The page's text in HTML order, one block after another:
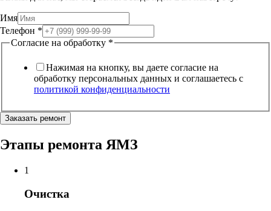
Имя
Телефон *
Согласие на обработку *
Нажимая на кнопку, вы даете согласие на
обработку персональных данных и соглашаетесь c
политикой конфиденциальности
Заказать ремонт
Этапы ремонта ЯМЗ
1
Очистка